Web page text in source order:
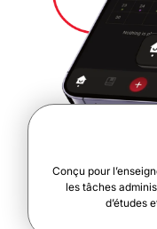
Conçu pour
les tâches
d’études